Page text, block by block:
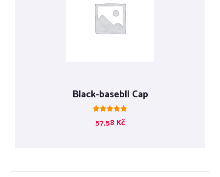
Black-basebll Cap
5.00
57,58 Kč